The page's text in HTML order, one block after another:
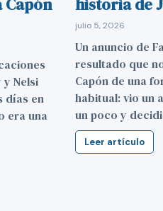
Nelsi
días en
era una
julio 5, 2026
Un anuncio de
resultado que
Capón de una
habitual: vio un
un poco y